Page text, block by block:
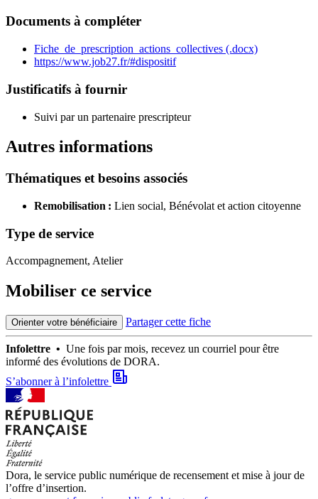
Documents à compléter
Fiche_de_prescription_actions_collectives (.docx)
https://www.job27.fr/#dispositif
Justificatifs à fournir
Suivi par un partenaire prescripteur
Autres informations
Thématiques et besoins associés
Remobilisation : Lien social, Bénévolat et action citoyenne
Type de service
Accompagnement, Atelier
Mobiliser ce service
Orienter votre bénéficiaire Partager cette fiche
Infolettre • Une fois par mois, recevez un courriel pour être
informé des évolutions de DORA.
S’abonner à l’infolettre
Dora, le service public numérique de recensement et mise à jour de
l’offre d’insertion.